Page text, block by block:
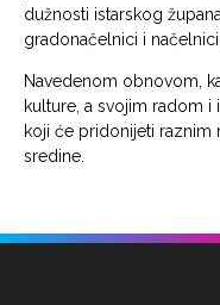
dužnosti istarskog
gradonačelnici i
Navedenom obnovom,
kulture, a svojim radom i
koji će pridonijeti raznim
sredine.